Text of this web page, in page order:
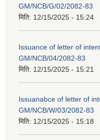
GM/NCB/G/02/2082-83
मिति: 12/15/2025 - 15:24
Issuance of letter of
GM/NCB/04/2082-83
मिति: 12/15/2025 - 15:21
Issuanabce of letter of
GM/NCB/W/03/2082-83
मिति: 12/15/2025 - 15:18